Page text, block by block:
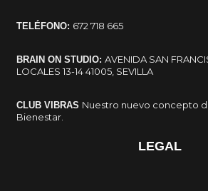
TELÉFONO: 672 718 665
BRAIN ON STUDIO:AVENIDA SAN
LOCALES 13-14 41005, SEVILLA
CLUB VIBRAS Nuestro nuevo concepto
Bienestar.
LEGAL